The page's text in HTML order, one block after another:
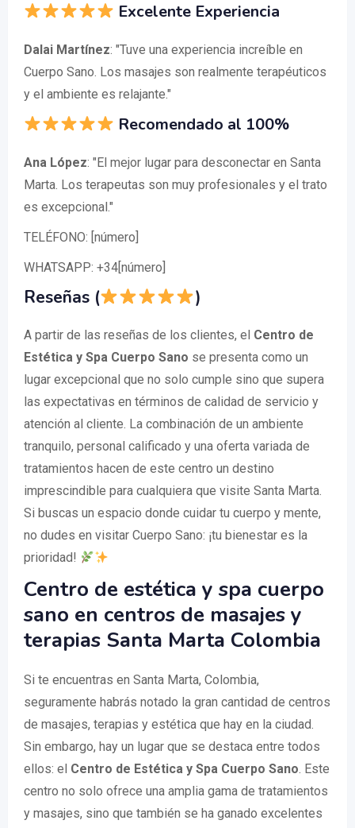
Excelente Experiencia
Dalai Martínez: "Tuve una experiencia increíble en
Cuerpo Sano. Los masajes son realmente terapéuticos
y el ambiente es relajante."
Recomendado al 100%
Ana López: "El mejor lugar para desconectar en Santa
Marta. Los terapeutas son muy profesionales y el trato
es excepcional."
TELÉFONO: [número]
WHATSAPP: +34[número]
Reseñas ( )
A partir de las reseñas de los clientes, el Centro de
Estética y Spa Cuerpo Sano se presenta como un
lugar excepcional que no solo cumple sino que supera
las expectativas en términos de calidad de servicio y
atención al cliente. La combinación de un ambiente
tranquilo, personal calificado y una oferta variada de
tratamientos hacen de este centro un destino
imprescindible para cualquiera que visite Santa Marta.
Si buscas un espacio donde cuidar tu cuerpo y mente,
no dudes en visitar Cuerpo Sano: ¡tu bienestar es la
prioridad!
Centro de estética y spa cuerpo
sano en centros de masajes y
terapias Santa Marta Colombia
Si te encuentras en Santa Marta, Colombia,
seguramente habrás notado la gran cantidad de centros
de masajes, terapias y estética que hay en la ciudad.
Sin embargo, hay un lugar que se destaca entre todos
ellos: el Centro de Estética y Spa Cuerpo Sano. Este
centro no solo ofrece una amplia gama de tratamientos
y masajes, sino que también se ha ganado excelentes